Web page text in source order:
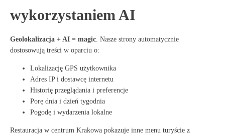
wykorzystaniem AI
Geolokalizacja + AI = magic. Nasze strony automatycznie
dostosowują treści w oparciu o:
Lokalizację GPS użytkownika
Adres IP i dostawcę internetu
Historię przeglądania i preferencje
Porę dnia i dzień tygodnia
Pogodę i wydarzenia lokalne
Restauracja w centrum Krakowa pokazuje inne menu turyście z